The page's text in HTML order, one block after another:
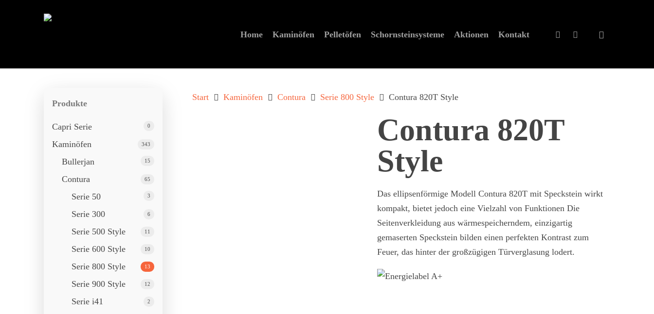
Drücken Sie ENTER zum Suchen oder ESC zum schließen der Suche.
Home Kaminöfen Pelletöfen Schornstein­systeme Aktionen Kontakt
Produkte
Capri Serie 0
Kaminöfen 343
Bullerjan 15
Contura 65
Serie 50 3
Serie 300 6
Serie 500 Style 11
Serie 600 Style 10
Serie 800 Style 13
Serie 900 Style 12
Serie i41 2
Start Kaminöfen Contura Serie 800 Style Contura 820T Style
Contura 820T
Style
Das ellipsenförmige Modell Contura 820T mit Speckstein wirkt
kompakt, bietet jedoch eine Vielzahl von Funktionen Die
Seitenverkleidung aus wärmespeicherndem, einzigartig
gemaserten Speckstein bilden einen perfekten Kontrast zum
Feuer, das hinter der großzügigen Türverglasung lodert.